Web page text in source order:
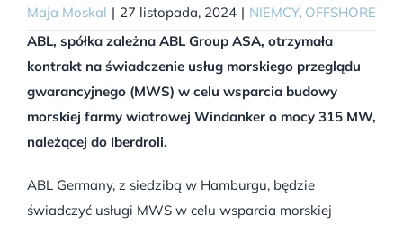
Maja Moskal | 27 listopada, 2024 | NIEMCY, OFFSHORE
ABL, spółka zależna ABL Group ASA, otrzymała
kontrakt na świadczenie usług morskiego przeglądu
gwarancyjnego (MWS) w celu wsparcia budowy
morskiej farmy wiatrowej Windanker o mocy 315 MW,
należącej do Iberdroli.
ABL Germany, z siedzibą w Hamburgu, będzie
świadczyć usługi MWS w celu wsparcia morskiej